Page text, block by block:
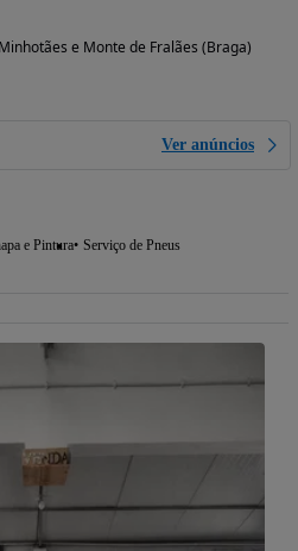
e Monte de Fralães (Braga)
Ver anúncios
e Pintura Serviço de Pneus